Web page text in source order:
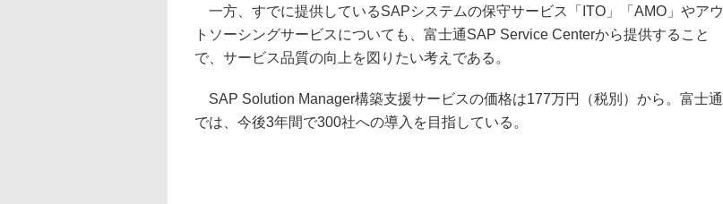
一方、すでに提供しているSAPシステムの保守サービス「ITO」「AMO」やアウ
トソーシングサービスについても、富士通SAP Service Centerから提供すること
で、サービス品質の向上を図りたい考えである。
SAP Solution Manager構築支援サービスの価格は177万円（税別）から。富士通
では、今後3年間で300社への導入を目指している。